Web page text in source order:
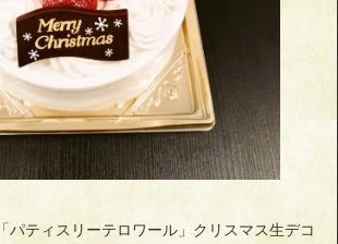
パティスリーテロワール」クリスマス生デコ